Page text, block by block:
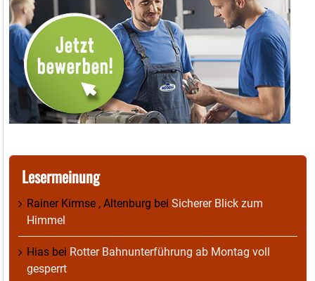
Lesermeinung
Rainer Kirmse , Altenburg bei Sicherer Blick zum
Himmel
Hias bei Rotter Bahnunterführung ab Montag voll
gesperrt